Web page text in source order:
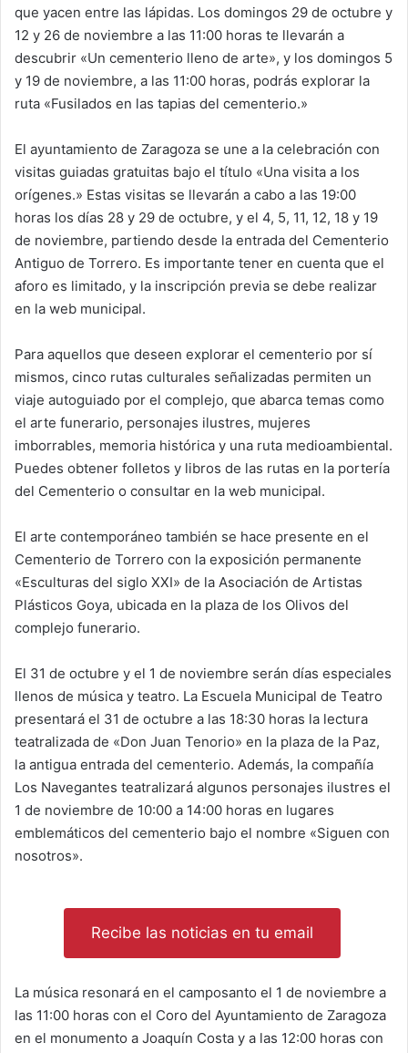
que yacen entre las lápidas. Los domingos 29 de octubre y
12 y 26 de noviembre a las 11:00 horas te llevarán a
descubrir «Un cementerio lleno de arte», y los domingos 5
y 19 de noviembre, a las 11:00 horas, podrás explorar la
ruta «Fusilados en las tapias del cementerio.»
El ayuntamiento de Zaragoza se une a la celebración con
visitas guiadas gratuitas bajo el título «Una visita a los
orígenes.» Estas visitas se llevarán a cabo a las 19:00
horas los días 28 y 29 de octubre, y el 4, 5, 11, 12, 18 y 19
de noviembre, partiendo desde la entrada del Cementerio
Antiguo de Torrero. Es importante tener en cuenta que el
aforo es limitado, y la inscripción previa se debe realizar
en la web municipal.
Para aquellos que deseen explorar el cementerio por sí
mismos, cinco rutas culturales señalizadas permiten un
viaje autoguiado por el complejo, que abarca temas como
el arte funerario, personajes ilustres, mujeres
imborrables, memoria histórica y una ruta medioambiental.
Puedes obtener folletos y libros de las rutas en la portería
del Cementerio o consultar en la web municipal.
El arte contemporáneo también se hace presente en el
Cementerio de Torrero con la exposición permanente
«Esculturas del siglo XXI» de la Asociación de Artistas
Plásticos Goya, ubicada en la plaza de los Olivos del
complejo funerario.
El 31 de octubre y el 1 de noviembre serán días especiales
llenos de música y teatro. La Escuela Municipal de Teatro
presentará el 31 de octubre a las 18:30 horas la lectura
teatralizada de «Don Juan Tenorio» en la plaza de la Paz,
la antigua entrada del cementerio. Además, la compañía
Los Navegantes teatralizará algunos personajes ilustres el
1 de noviembre de 10:00 a 14:00 horas en lugares
emblemáticos del cementerio bajo el nombre «Siguen con
nosotros».
Recibe las noticias en tu email
La música resonará en el camposanto el 1 de noviembre a
las 11:00 horas con el Coro del Ayuntamiento de Zaragoza
en el monumento a Joaquín Costa y a las 12:00 horas con